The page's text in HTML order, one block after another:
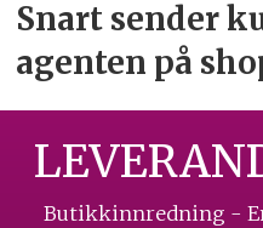
Snart sender
agenten på
Butikkinnredning -